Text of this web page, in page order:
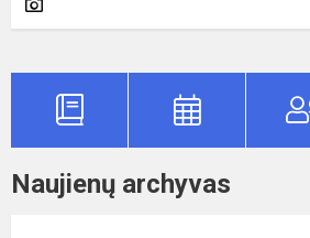
Naujienų archyvas